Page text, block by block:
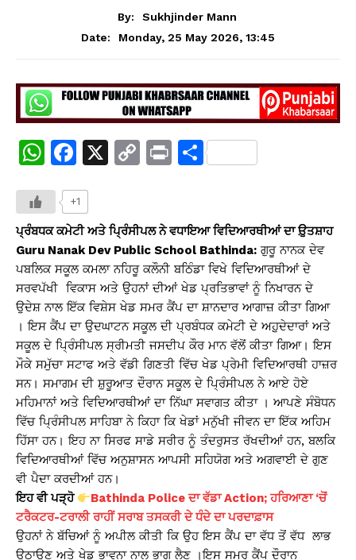
By:
Sukhjinder Mann
Date:
Monday, 25 May 2026, 13:45
W
at
s
A
p
p
F
c
e
b
o
o
k
X
C
y
Li
n
k
Pr S
e
+1
ਪ੍ਰੰਬਧਕ ਕਮੇਟੀ ਅਤੇ ਪ੍ਰਿੰਸੀਪਲ ਨੇ ਵਧਾਇਆ ਵਿਦਿਆਰਥੀਆਂ ਦਾ ਉ਼ਤਸ਼ਾਹ
Guru Nanak Dev Public School Bathinda: ਗੁਰੂ ਨਾਨਕ ਦੇਵ
ਪਬਲਿਕ ਸਕੂਲ ਕਮਲਾ ਨਹਿਰੂ ਕਲੌਨੀ ਬਠਿੰਡਾ ਵਿਖੇ ਵਿਦਿਆਰਥੀਆਂ ਦੇ
ਸਰਵਪੱਖੀ ਵਿਕਾਸ ਅਤੇ ਉਹਨਾਂ ਦੀਆਂ ਖੇਡ ਪ੍ਰਤਿਭਾਵਾਂ ਨੂੰ ਨਿਖਾਰਨ ਦੇ
ਉਦੇਸ਼ ਨਾਲ ਇੱਕ ਵਿਸ਼ੇਸ ਖੇਡ ਸਮਰ ਕੈਂਪ ਦਾ ਸ਼ਾਨਦਾਰ ਆਗਾਜ਼ ਕੀਤਾ ਗਿਆ
। ਇਸ ਕੈਂਪ ਦਾ ਉਦਘਾਟਨ ਸਕੂਲ ਦੀ ਪ੍ਰਬੰਧਕ ਕਮੇਟੀ ਦੇ ਅਹ਼ੁਦੇਦਾਰਾਂ ਅਤੇ
ਸਕੂਲ ਦੇ ਪ੍ਰਿੰਸੀਪਲ ਸ੍ਰੀਮਤੀ ਜਸਦੀਪ ਕੌਰ ਮਾਨ ਵੱਲੋਂ ਕੀਤਾ ਗਿਆ। ਇਸ
ਮੌਕੇ ਸਮੁੱਚਾ ਸਟਾਫ ਅਤੇ ਵੱਡੀ ਗਿਣਤੀ ਵਿੱਚ ਖੇਡ ਪ੍ਰੇਮੀ ਵਿਦਿਆਰਥੀ ਹਾਜ਼ਰ
ਸਨ। ਸਮਾਗਮ ਦੀ ਸ਼ੁਰੂਆਤ ਦੌਰਾਨ ਸਕੂਲ ਦੇ ਪ੍ਰਿੰਸੀਪਲ ਨੇ ਆਏ ਹੋਏ
ਮਹਿਮਾਨਾਂ ਅਤੇ ਵਿਦਿਆਰਥੀਆਂ ਦਾ ਨਿੱਘਾ ਸਵਾਗਤ ਕੀਤਾ । ਆਪਣੇ ਸੰਬੋਧਨ
ਵਿੱਚ ਪ੍ਰਿੰਸੀਪਲ ਸਾਹਿਬਾ ਨੇ ਕਿਹਾ ਕਿ ਖੇਡਾਂ ਮਨੁੱਖੀ ਜੀਵਨ ਦਾ ਇੱਕ ਅਹਿਮ
ਹਿੱਸਾ ਹਨ। ਇਹ ਨਾ ਸਿਰਫ ਸਾਡੇ ਸਰੀਰ ਨੂੰ ਤੰਦਰੁਸਤ ਰੱਖਦੀਆਂ ਹਨ, ਬਲਕਿ
ਵਿਦਿਆਰਥੀਆਂ ਵਿੱਚ ਅਨੁਸ਼ਾਸਨ ਆਪਸੀ ਸਹਿਯੋਗ ਅਤੇ ਅਗਵਾਈ ਦੇ ਗੁਣ
ਵੀ ਪੈਦਾ ਕਰਦੀਆਂ ਹਨ।
ਇਹ ਵੀ ਪੜ੍ਹੋ
Bathinda Police ਦਾ ਵੱਡਾ Action; ਹਰਿਆਣਾ ‘ਚੋਂ
ਟਰੈਕਟਰ-ਟਰਾਲੀ ਰਾਹੀਂ ਸਰਾਬ ਤਸਕਰੀ ਦੇ ਧੰਦੇ ਦਾ ਪਰਦਾਫ਼ਾਸ
ਉਹਨਾਂ ਨੇ ਬੱਚਿਆਂ ਨੂੰ ਅਪੀਲ ਕੀਤੀ ਕਿ ਉਹ ਇਸ ਕੈਂਪ ਦਾ ਵੱਧ ਤੋਂ ਵੱਧ ਲਾਭ
ਉਠਾਉਣ ਅਤੇ ਖੇਡ ਭਾਵਨਾ ਨਾਲ ਭਾਗ ਲੈਣ ।ਇਸ ਸਮਰ ਕੈਂਪ ਦੌਰਾਨ